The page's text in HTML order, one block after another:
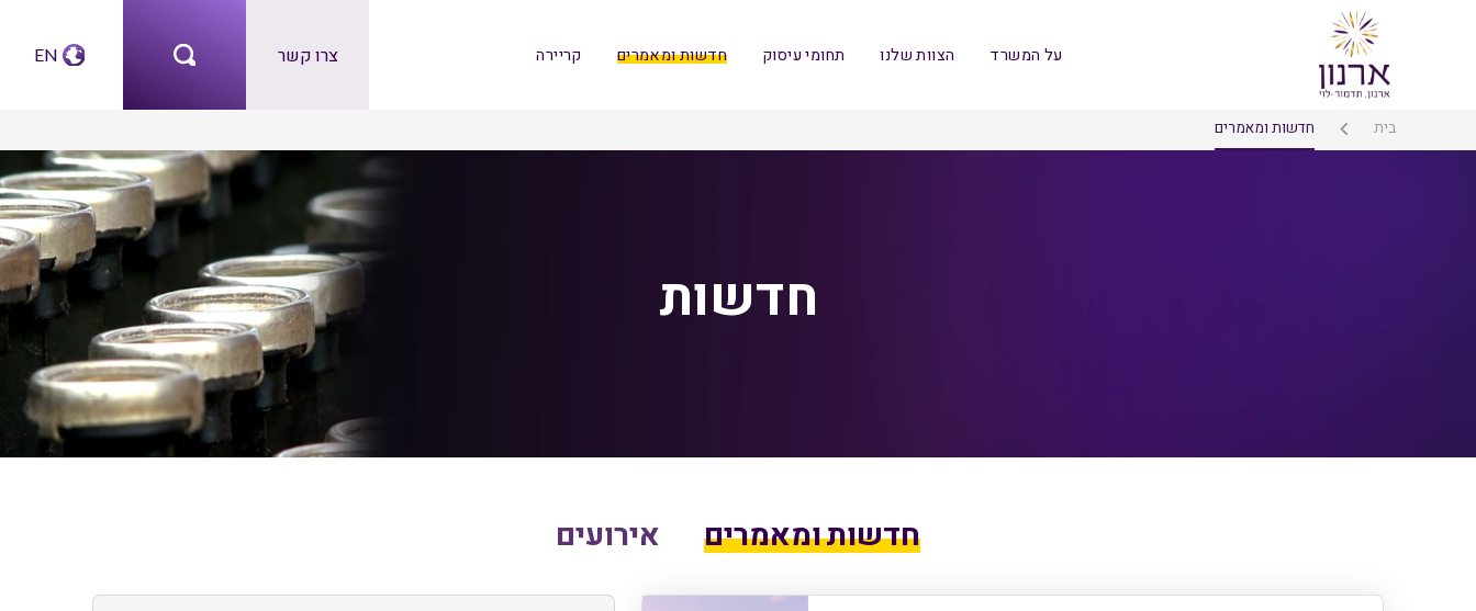
על המשרד הצוות שלנו תחומי עיסוק חדשות ומאמרים קריירה צרו קשר EN
בית חדשות ומאמרים
חדשות
חדשות ומאמרים אירועים